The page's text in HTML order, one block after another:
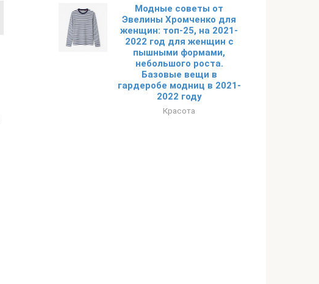
Модные советы от
Эвелины Хромченко для
женщин: топ-25, на 2021-
2022 год для женщин с
пышными формами,
небольшого роста.
Базовые вещи в
гардеробе модниц в 2021-
2022 году
Красота